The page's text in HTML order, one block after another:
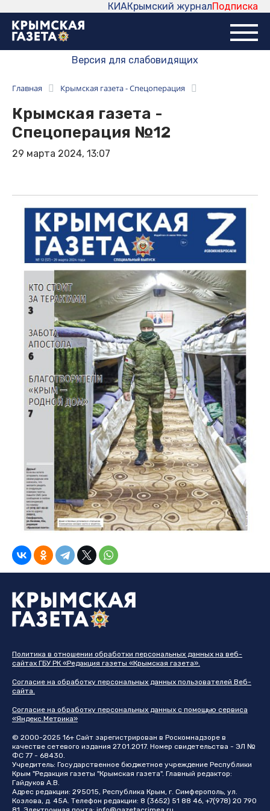
Подписка
Крымский журнал
КИА
Версия для слабовидящих
Главная Крымская газета - Спецоперация
Крымская газета -
Спецоперация №12
29 марта 2024, 13:07
Политика в отношении обработки персональных данных на веб-
сайтах ГБУ РК «Редакция газеты «Крымская газета».
Согласие на обработку персональных данных пользователей Веб-
сайта.
Согласие на обработку персональных данных с помощью сервиса
«Яндекс.Метрика»
© 2000-2025 16+ Сайт зарегистрирован в Роскомнадзоре в
качестве сетевого издания 27.01.2017. Номер свидетельства - ЭЛ №
ФС 77 - 68430.
Учредитель: Государственное бюджетное учреждение Республики
Крым "Редакция газеты "Крымская газета". Главный редактор:
Гайдуков А.В.
Адрес редакции: 295015, Республика Крым, г. Симферополь, ул.
Козлова, д. 45А. Телефон редакции: 8 (3652) 51 88 46, +7(978) 20 790